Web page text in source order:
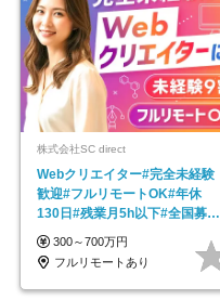
株式会社SC direct
Webクリエイター#完全未経験
歓迎#フルリモートOK#年休
130日#残業月5h以下#全国募集
#最大1年の研修
300～700万円
フルリモートあり